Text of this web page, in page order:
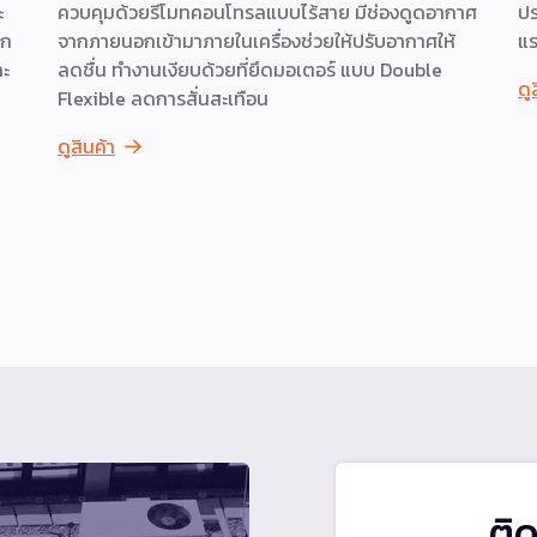
ควบคุมด้วยรีโมทคอนโทรลแบบไร้สาย มีช่องดูดอากาศ
จากภายนอกเข้ามาภายในเครื่องช่วยให้ปรับอากาศให้
ลดชื่น ทำงานเงียบด้วยที่ยึดมอเตอร์ แบบ Double
Flexible ลดการสั่นสะเทือน
ดูสินค้า
ป
แ
ดู